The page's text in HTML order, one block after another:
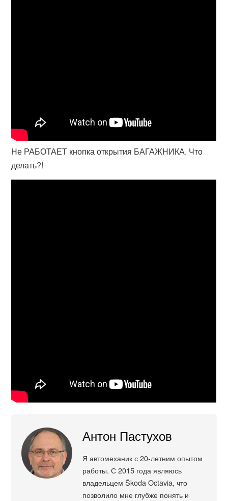
Не РАБОТАЕТ кнопка открытия БАГАЖНИКА. Что
делать?!
Антон Пастухов
Я автомеханик с 20-летним опытом
работы. С 2015 года являюсь
владельцем Škoda Octavia, что
позволило мне глубже понять и